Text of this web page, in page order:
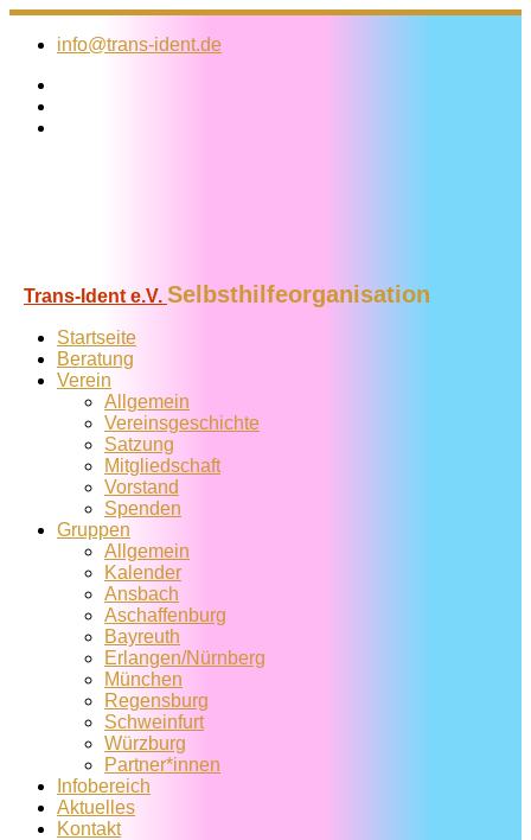
Zum
Inhalt
info@trans-ident.de
Trans-Ident e.V. Selbsthilfeorganisation
Startseite
Beratung
Verein
Allgemein
Vereins­geschichte
Satzung
Mitglied­schaft
Vorstand
Spenden
Gruppen
Allgemein
Kalender
Ansbach
Aschaffenburg
Bayreuth
Erlangen/Nürnberg
München
Regensburg
Schweinfurt
Würzburg
Partner*innen
Infobereich
Aktuelles
Kontakt